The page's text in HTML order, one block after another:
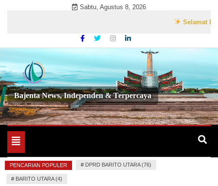
Sabtu, Agustus 8, 2026
Selamat
Bajenta News, Independen & Terpercaya
Toggle
navigation
PENCARIAN POPULER # DPRD BARITO UTARA (76)
# BARITO UTARA (4)